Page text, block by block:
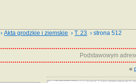
›Akta grodzkie i ziemskie ›T. 23 › strona 512
Podstawowym
«